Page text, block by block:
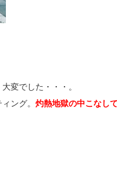
変でした・・・。
ング。 灼熱地獄の中こなし